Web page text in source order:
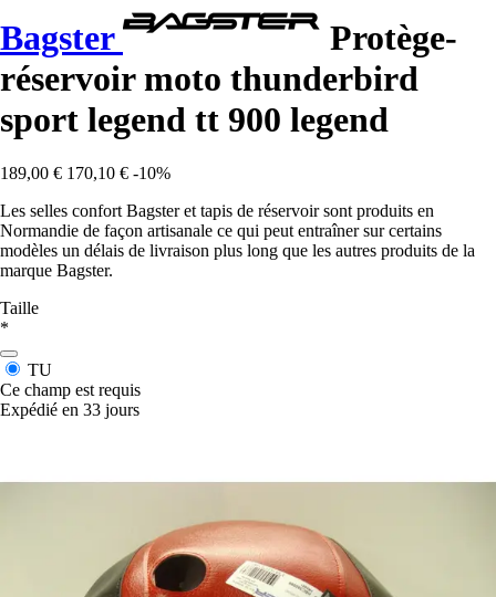
Bagster
Protège-
réservoir moto thunderbird
sport legend tt 900 legend
189,00 € 170,10 € -10%
Les selles confort Bagster et tapis de réservoir sont produits en
Normandie de façon artisanale ce qui peut entraîner sur certains
modèles un délais de livraison plus long que les autres produits de la
marque Bagster.
Taille
*
TU
Ce champ est requis
Expédié en 33 jours